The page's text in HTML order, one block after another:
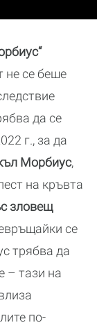
не се беше
да се
г., за да
Морбиус,
на кръвта
зловещ
се
трябва да
– тази на
по-